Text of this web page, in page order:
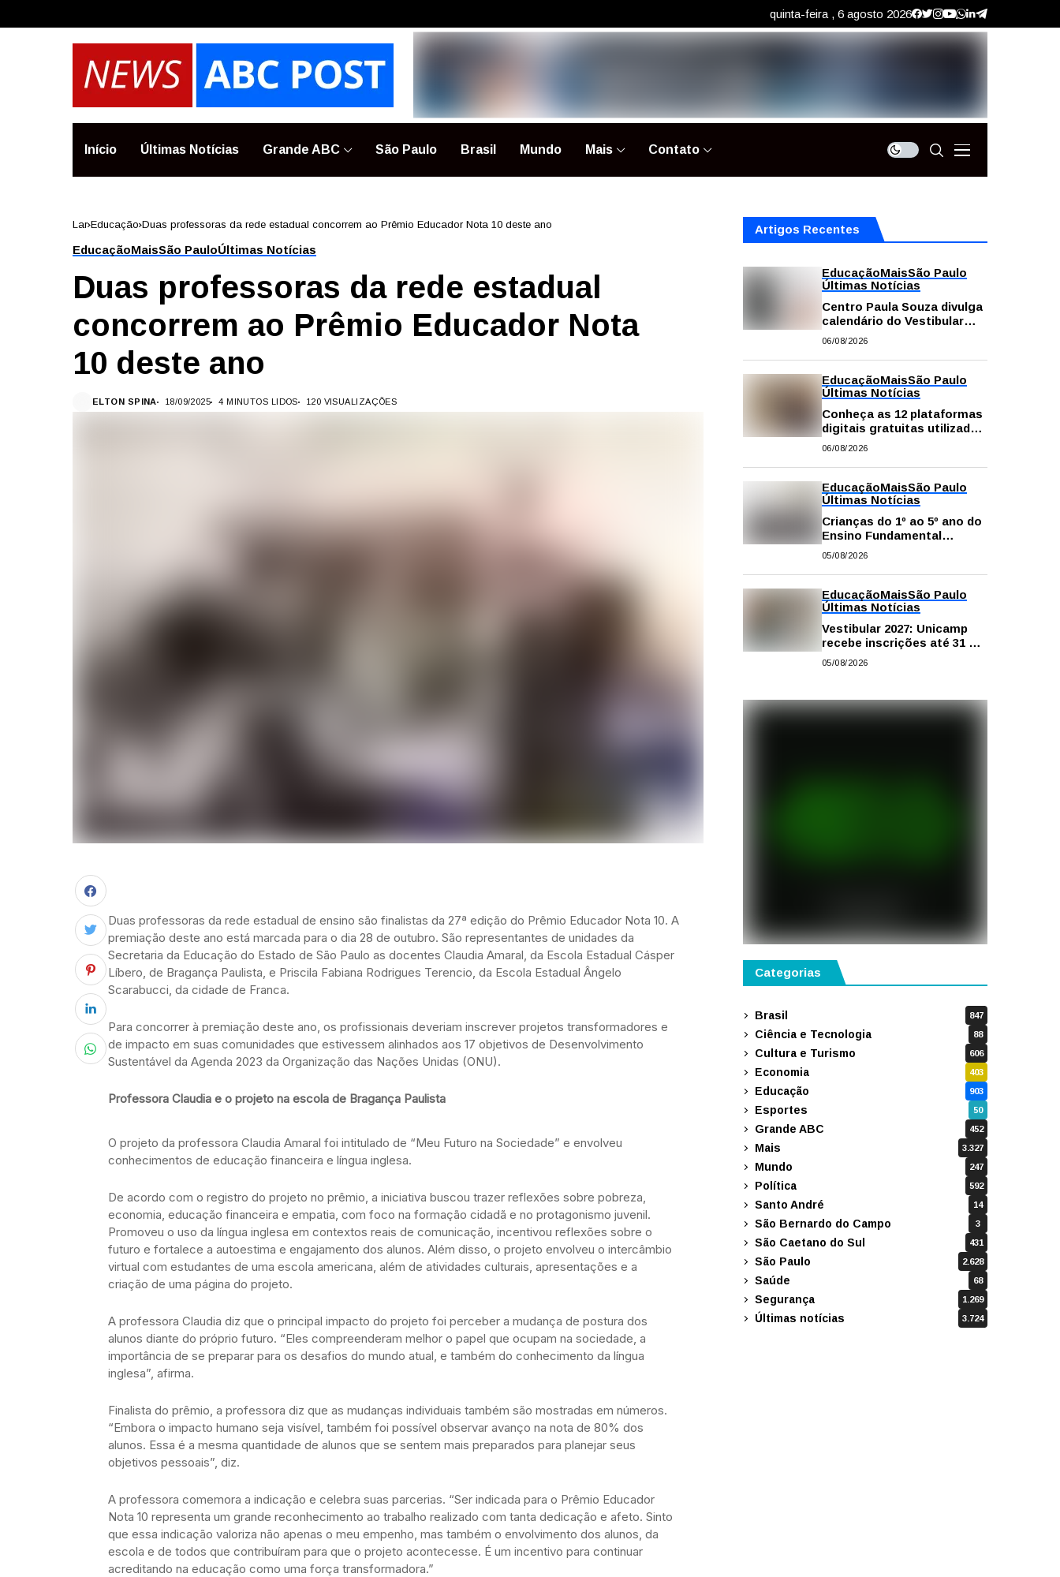
quinta-feira , 6 agosto 2026
Início Últimas Notícias Grande ABC São Paulo Brasil Mundo Mais Contato
Lar Educação Duas professoras da rede estadual concorrem ao Prêmio Educador Nota 10 deste ano
EducaçãoMaisSão PauloÚltimas Notícias
Duas professoras da rede estadual
concorrem ao Prêmio Educador Nota
10 deste ano
ELTON SPINA 18/09/2025 4 MINUTOS LIDOS 120 VISUALIZAÇÕES
Duas professoras da rede estadual de ensino são finalistas da 27ª edição do Prêmio Educador Nota 10. A
premiação deste ano está marcada para o dia 28 de outubro. São representantes de unidades da
Secretaria da Educação do Estado de São Paulo as docentes Claudia Amaral, da Escola Estadual Cásper
Líbero, de Bragança Paulista, e Priscila Fabiana Rodrigues Terencio, da Escola Estadual Ângelo
Scarabucci, da cidade de Franca.
Para concorrer à premiação deste ano, os profissionais deveriam inscrever projetos transformadores e
de impacto em suas comunidades que estivessem alinhados aos 17 objetivos de Desenvolvimento
Sustentável da Agenda 2023 da Organização das Nações Unidas (ONU).
Professora Claudia e o projeto na escola de Bragança Paulista
O projeto da professora Claudia Amaral foi intitulado de “Meu Futuro na Sociedade” e envolveu
conhecimentos de educação financeira e língua inglesa.
De acordo com o registro do projeto no prêmio, a iniciativa buscou trazer reflexões sobre pobreza,
economia, educação financeira e empatia, com foco na formação cidadã e no protagonismo juvenil.
Promoveu o uso da língua inglesa em contextos reais de comunicação, incentivou reflexões sobre o
futuro e fortalece a autoestima e engajamento dos alunos. Além disso, o projeto envolveu o intercâmbio
virtual com estudantes de uma escola americana, além de atividades culturais, apresentações e a
criação de uma página do projeto.
A professora Claudia diz que o principal impacto do projeto foi perceber a mudança de postura dos
alunos diante do próprio futuro. “Eles compreenderam melhor o papel que ocupam na sociedade, a
importância de se preparar para os desafios do mundo atual, e também do conhecimento da língua
inglesa”, afirma.
Finalista do prêmio, a professora diz que as mudanças individuais também são mostradas em números.
“Embora o impacto humano seja visível, também foi possível observar avanço na nota de 80% dos
alunos. Essa é a mesma quantidade de alunos que se sentem mais preparados para planejar seus
objetivos pessoais”, diz.
A professora comemora a indicação e celebra suas parcerias. “Ser indicada para o Prêmio Educador
Nota 10 representa um grande reconhecimento ao trabalho realizado com tanta dedicação e afeto. Sinto
que essa indicação valoriza não apenas o meu empenho, mas também o envolvimento dos alunos, da
escola e de todos que contribuíram para que o projeto acontecesse. É um incentivo para continuar
acreditando na educação como uma força transformadora.”
Artigos Recentes
EducaçãoMaisSão Paulo
Últimas Notícias
Centro Paula Souza divulga
calendário do Vestibular
das Fatecs para o primeiro
06/08/2026
EducaçãoMaisSão Paulo
Últimas Notícias
Conheça as 12 plataformas
digitais gratuitas utilizadas
na rede pública de SP para
06/08/2026
EducaçãoMaisSão Paulo
Últimas Notícias
Crianças do 1º ao 5º ano do
Ensino Fundamental
contam com plataformas
na escola e em casa
05/08/2026
EducaçãoMaisSão Paulo
Últimas Notícias
Vestibular 2027: Unicamp
recebe inscrições até 31 de
agosto
05/08/2026
Categorias
Brasil 847
Ciência e Tecnologia 88
Cultura e Turismo 606
Economia 403
Educação 903
Esportes 50
Grande ABC 452
Mais 3.327
Mundo 247
Política 592
Santo André 14
São Bernardo do Campo 3
São Caetano do Sul 431
São Paulo 2.628
Saúde 68
Segurança 1.269
Últimas notícias 3.724